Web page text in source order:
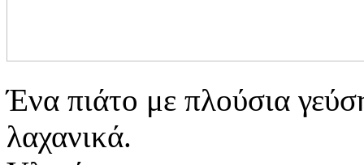
Ένα πιάτο με πλούσια
λαχανικά.